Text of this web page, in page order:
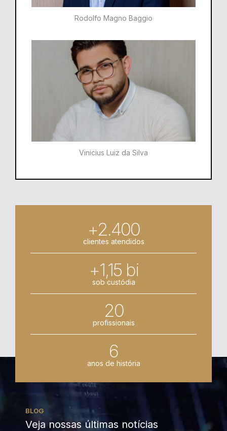
Rodolfo Magno Baggio​​
Vinicius Luiz da Silva
+2.400
clientes atendidos
+1,15 bi
sob custódia
20
profissionais
6
anos de história
BLOG
Veja nossas últimas notícias